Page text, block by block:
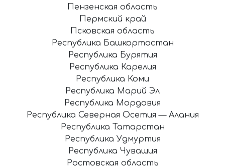
Пензенская область
Пермский край
Псковская область
Республика Башкортостан
Республика Бурятия
Республика Карелия
Республика Коми
Республика Марий Эл
Республика Мордовия
Республика Северная Осетия — Алания
Республика Татарстан
Республика Удмуртия
Республика Чувашия
Ростовская область